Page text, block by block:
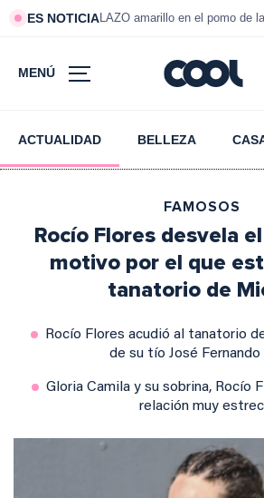
ES NOTICIALAZO amarillo en el pomo de
MENÚ
ACTUALIDAD BELLEZA
FAMOSOS
Rocío Flores desvela
motivo por el que
tanatorio de
Rocío Flores acudió al tanatorio
de su tío José
Gloria Camila y su sobrina, Rocío
relación muy